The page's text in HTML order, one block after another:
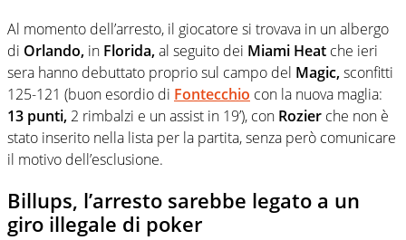
Al momento dell’arresto, il giocatore si trovava in un albergo
di Orlando, in Florida,al seguito dei Miami Heat che ieri
sera hanno debuttato proprio sul campo del Magic,sconfitti
125-121 (buon esordio di Fontecchio con la nuova maglia:
13 punti, 2 rimbalzi e un assist in 19’), con Rozier che non è
stato inserito nella lista per la partita, senza però comunicare
il motivo dell’esclusione.
Billups, l’arresto sarebbe legato a un
giro illegale di poker